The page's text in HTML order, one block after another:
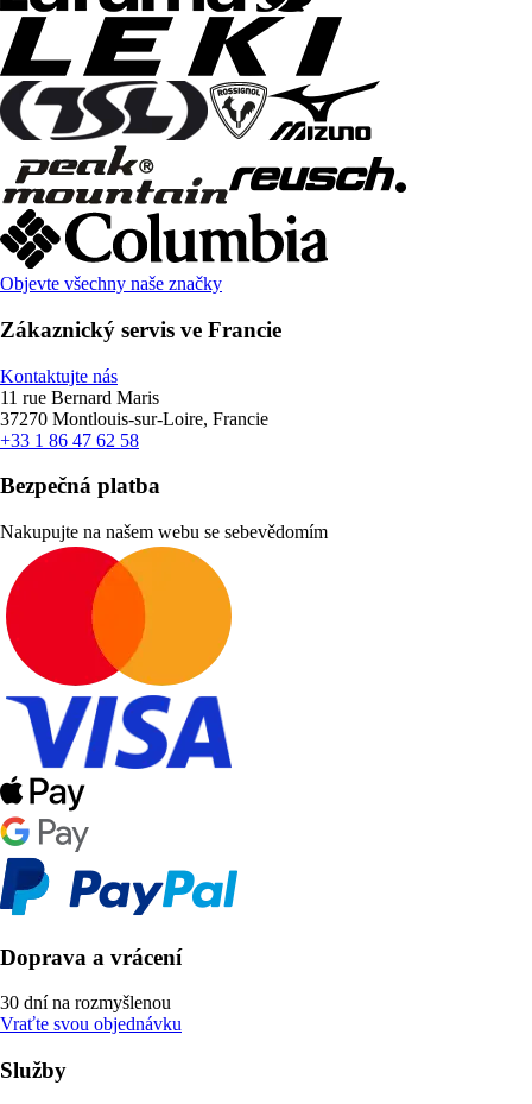
Objevte všechny naše značky
Zákaznický servis ve Francie
Kontaktujte nás
11 rue Bernard Maris
37270 Montlouis-sur-Loire, Francie
+33 1 86 47 62 58
Bezpečná platba
Nakupujte na našem webu se sebevědomím
Doprava a vrácení
30 dní na rozmyšlenou
Vraťte svou objednávku
Služby